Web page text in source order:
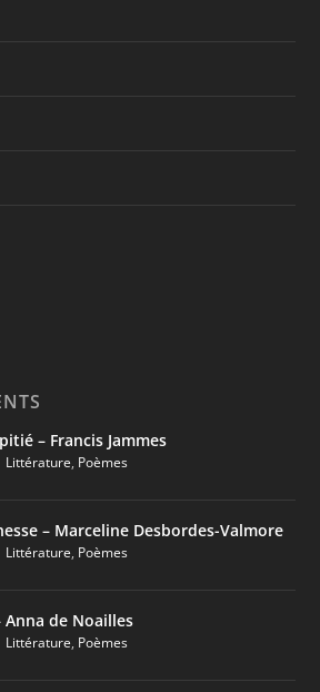
– Francis Jammes
Littérature, Poèmes
– Marceline Desbordes-Valmore
Littérature, Poèmes
Anna de Noailles
Littérature, Poèmes